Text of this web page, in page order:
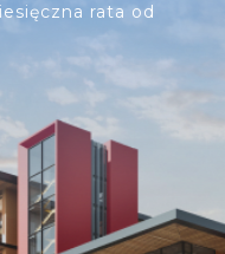
rata od